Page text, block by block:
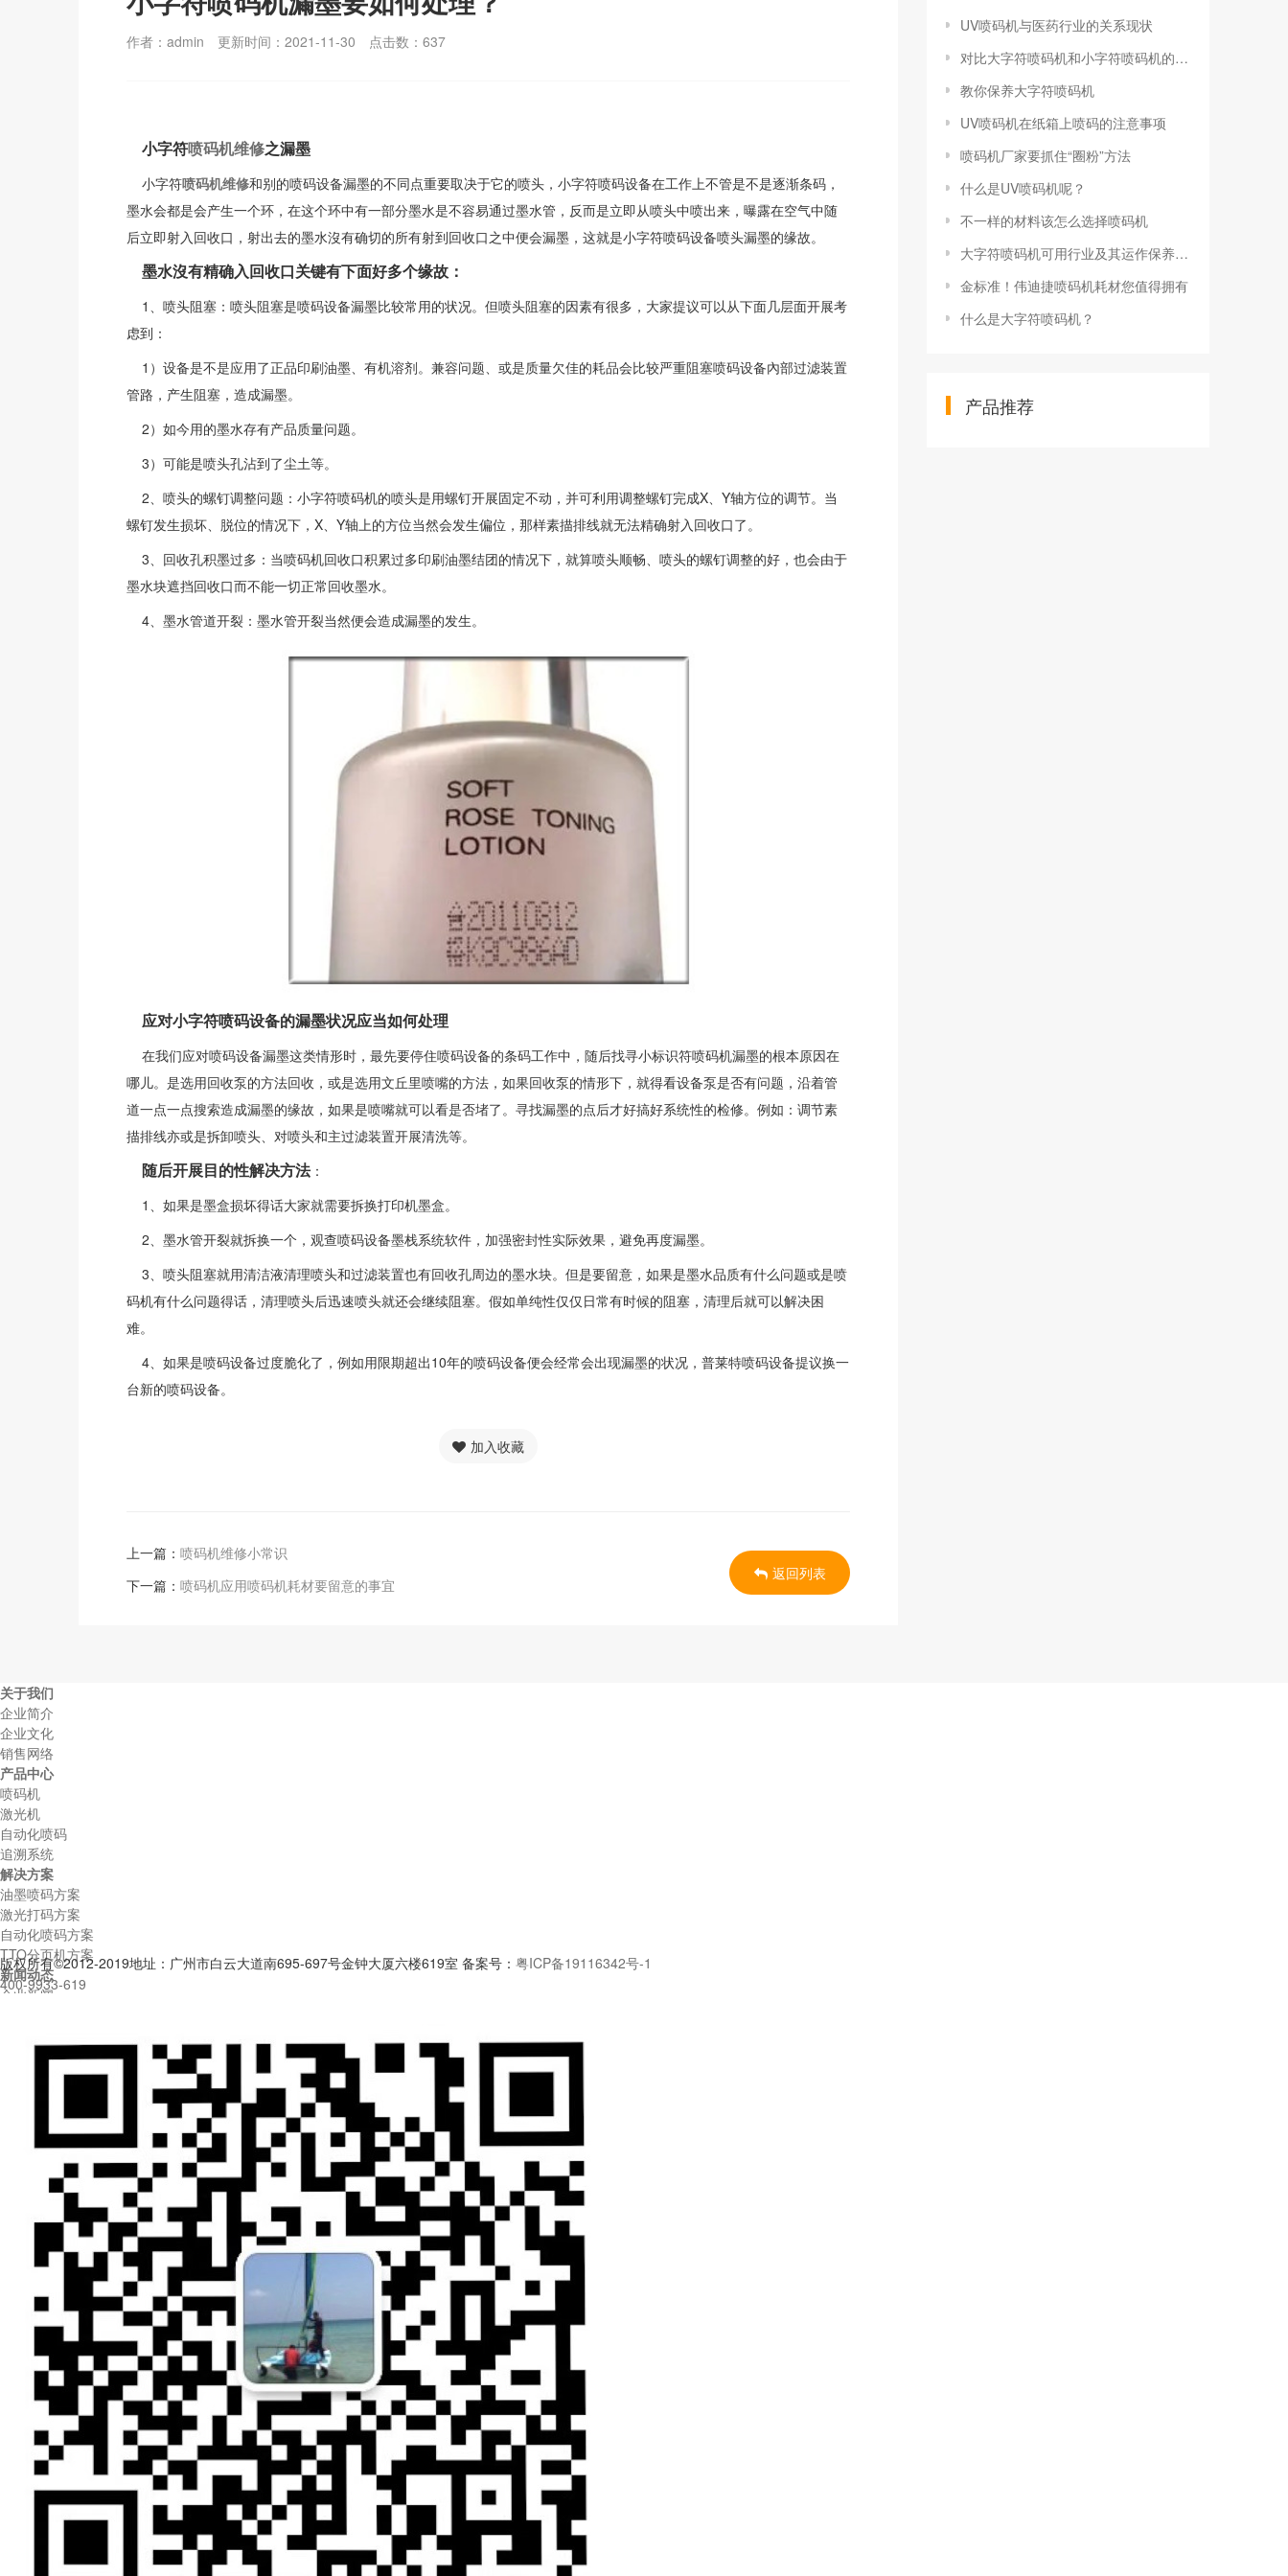
作者：admin 更新时间：2021-11-30 点击数： 637
小字符喷码机维修之漏墨
小字符喷码机维修和别的喷码设备漏墨的不同点重要取决于它的喷头，小字符喷码设备在工作上不管是不是逐渐条码，
墨水会都是会产生一个环，在这个环中有一部分墨水是不容易通过墨水管，反而是立即从喷头中喷出来，曝露在空气中随
后立即射入回收口，射出去的墨水沒有确切的所有射到回收口之中便会漏墨，这就是小字符喷码设备喷头漏墨的缘故。
墨水沒有精确入回收口关键有下面好多个缘故：
1、喷头阻塞：喷头阻塞是喷码设备漏墨比较常用的状况。但喷头阻塞的因素有很多，大家提议可以从下面几层面开展考
虑到：
1）设备是不是应用了正品印刷油墨、有机溶剂。兼容问题、或是质量欠佳的耗品会比较严重阻塞喷码设备內部过滤装置
管路，产生阻塞，造成漏墨。
2）如今用的墨水存有产品质量问题。
3）可能是喷头孔沾到了尘土等。
2、喷头的螺钉调整问题：小字符喷码机的喷头是用螺钉开展固定不动，并可利用调整螺钉完成X、Y轴方位的调节。当
螺钉发生损坏、脱位的情况下，X、Y轴上的方位当然会发生偏位，那样素描排线就无法精确射入回收口了。
3、回收孔积墨过多：当喷码机回收口积累过多印刷油墨结团的情况下，就算喷头顺畅、喷头的螺钉调整的好，也会由于
墨水块遮挡回收口而不能一切正常回收墨水。
4、墨水管道开裂：墨水管开裂当然便会造成漏墨的发生。
应对小字符喷码设备的漏墨状况应当如何处理
在我们应对喷码设备漏墨这类情形时，最先要停住喷码设备的条码工作中，随后找寻小标识符喷码机漏墨的根本原因在
哪儿。是选用回收泵的方法回收，或是选用文丘里喷嘴的方法，如果回收泵的情形下，就得看设备泵是否有问题，沿着管
道一点一点搜索造成漏墨的缘故，如果是喷嘴就可以看是否堵了。寻找漏墨的点后才好搞好系统性的检修。例如：调节素
描排线亦或是拆卸喷头、对喷头和主过滤装置开展清洗等。
随后开展目的性解决方法：
1、如果是墨盒损坏得话大家就需要拆换打印机墨盒。
2、墨水管开裂就拆换一个，观查喷码设备墨栈系统软件，加强密封性实际效果，避免再度漏墨。
3、喷头阻塞就用清洁液清理喷头和过滤装置也有回收孔周边的墨水块。但是要留意，如果是墨水品质有什么问题或是喷
码机有什么问题得话，清理喷头后迅速喷头就还会继续阻塞。假如单纯性仅仅日常有时候的阻塞，清理后就可以解决困
难。
4、如果是喷码设备过度脆化了，例如用限期超出10年的喷码设备便会经常会出现漏墨的状况，普莱特喷码设备提议换一
台新的喷码设备。
加入收藏
上一篇： 喷码机维修小常识
下一篇： 喷码机应用喷码机耗材要留意的事宜
返回列表
UV喷码机与医药行业的关系现状
对比大字符喷码机和小字符喷码机的优缺点
教你保养大字符喷码机
UV喷码机在纸箱上喷码的注意事项
喷码机厂家要抓住“圈粉”方法
什么是UV喷码机呢？
不一样的材料该怎么选择喷码机
大字符喷码机可用行业及其运作保养专业知识
金标准！伟迪捷喷码机耗材您值得拥有
什么是大字符喷码机？
产品推荐
关于我们
企业简介
企业文化
销售网络
产品中心
喷码机
激光机
自动化喷码
追溯系统
解决方案
油墨喷码方案
激光打码方案
自动化喷码方案
TTO分页机方案
新闻动态
企业新闻
版权所有©2012-2019地址：广州市白云大道南695-697号金钟大厦六楼619室 备案号： 粤ICP备19116342号-1
400-9933-619